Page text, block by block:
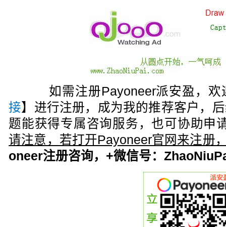
如需注册Payoneer派安盈，欢
接】进行注册，成为我的推荐客户，
题能获得专属咨询服务，也可协助申
请注意，若打开Payoneer官网来注册
oneer注册咨询，+微信号：